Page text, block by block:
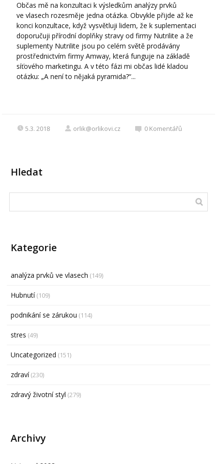
Občas mě na konzultaci k výsledkům analýzy prvků
ve vlasech rozesměje jedna otázka. Obvykle přijde až ke
konci konzultace, když vysvětluji lidem, že k suplementaci
doporučuji přírodní doplňky stravy od firmy Nutrilite a že
suplementy Nutrilite jsou po celém světě prodávány
prostřednictvím firmy Amway, která funguje na základě
síťového marketingu. A v této fázi mi občas lidé kladou
otázku: „A není to nějaká pyramida?“...
5.3. 2018 orlik@orlikovi.cz 0 Komentářů
Hledat
Kategorie
analýza prvků ve vlasech (149)
Hubnutí(109)
podnikání se zárukou (114)
stres (49)
Uncategorized (151)
zdraví(230)
zdravý životní styl (279)
Archivy